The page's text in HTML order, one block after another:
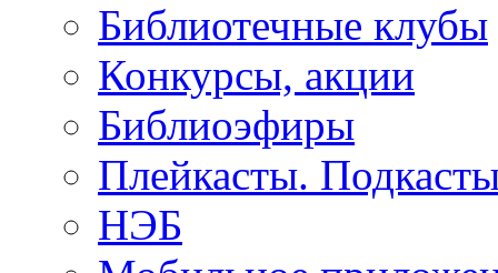
Библиотечные клубы
Конкурсы, акции
Библиоэфиры
Плейкасты.
НЭБ